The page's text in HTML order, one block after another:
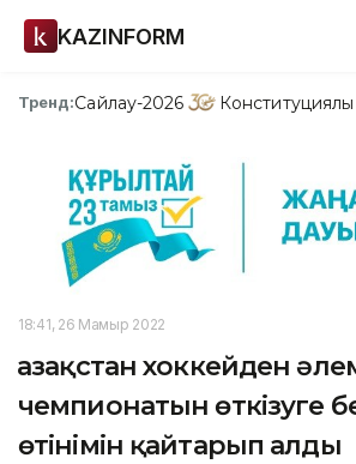
KAZINFORM
Тренд:Сайлау-2026
18:41, 26 Мамыр 2022
Қазақстан хоккейден
чемпионатын өткізуге
өтінімін қайтарып алды